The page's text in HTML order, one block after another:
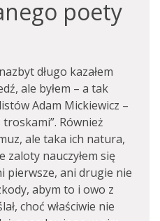
poety
długo kazałem
ale byłem – a tak
Adam Mickiewicz –
Również
ale taka ich natura,
zaloty nauczyłem się
pierwsze, ani drugie nie
abym to i owo z
choć właściwie nie